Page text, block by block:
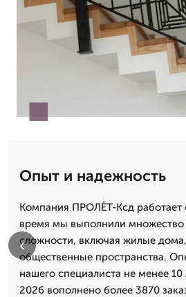
Опыт и надежность
Компания ПРОЛЁТ-Ксд работает
время мы выполнили множество
сложности, включая жилые
общественные пространства.
нашего специалиста не менее 10
2026 вополнено более 3870
‹